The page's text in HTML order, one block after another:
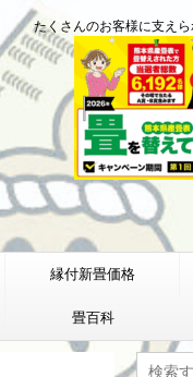
たくさんのお客様に支え
縁付新畳価格
畳百科